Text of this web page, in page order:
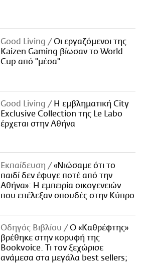
Good Living
Οι εργαζόμενοι της
Kaizen Gaming βίωσαν το World
Cup από "μέσα"
Good Living
Η εμβληματική City
Exclusive Collection της Le Labo
έρχεται στην Αθήνα
Εκπαίδευση
«Νιώσαμε ότι το
παιδί δεν έφυγε ποτέ από την
Αθήνα»: Η εμπειρία οικογενειών
που επέλεξαν σπουδές στην Κύπρο
Οδηγός Βιβλίου
Ο «Καθρέφτης»
βρέθηκε στην κορυφή της
Bookvoice. Τι τον ξεχώρισε
ανάμεσα στα μεγάλα best sellers;